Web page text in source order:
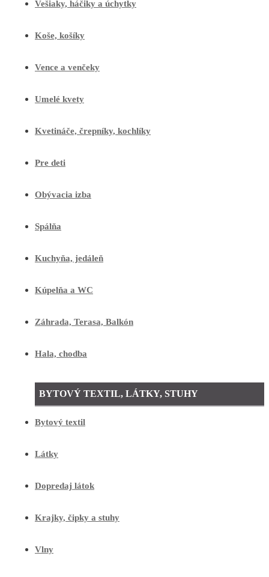
Vešiaky, háčiky a úchytky
Koše, košíky
Vence a venčeky
Umelé kvety
Kvetináče, črepníky, kochlíky
Pre deti
Obývacia izba
Spálňa
Kuchyňa, jedáleň
Kúpelňa a WC
Záhrada, Terasa, Balkón
Hala, chodba
BYTOVÝ TEXTIL, LÁTKY, STUHY
Bytový textil
Látky
Dopredaj látok
Krajky, čipky a stuhy
Vlny